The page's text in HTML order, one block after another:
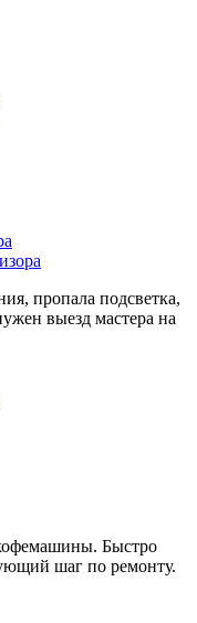
пропала подсветка,
выезд мастера на
Быстро
шаг по ремонту.